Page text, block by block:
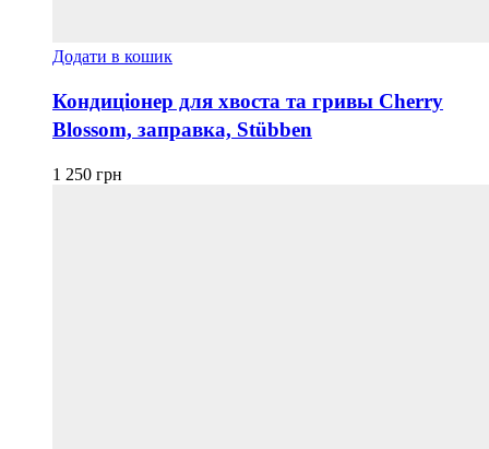
Додати в кошик
Кондиціонер для хвоста та гривы Cherry
Blossom, заправка, Stübben
1 250 грн